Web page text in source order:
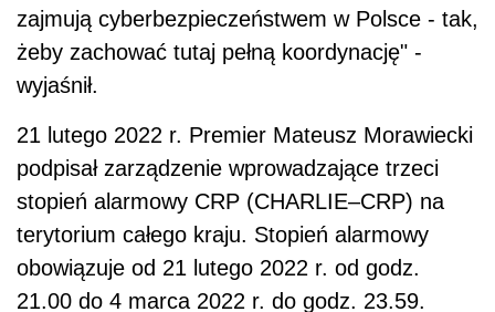
zajmują cyberbezpieczeństwem w Polsce - tak,
żeby zachować tutaj pełną koordynację" -
wyjaśnił.
21 lutego 2022 r. Premier Mateusz Morawiecki
podpisał zarządzenie wprowadzające trzeci
stopień alarmowy CRP (CHARLIE–CRP) na
terytorium całego kraju. Stopień alarmowy
obowiązuje od 21 lutego 2022 r. od godz.
21.00 do 4 marca 2022 r. do godz. 23.59.